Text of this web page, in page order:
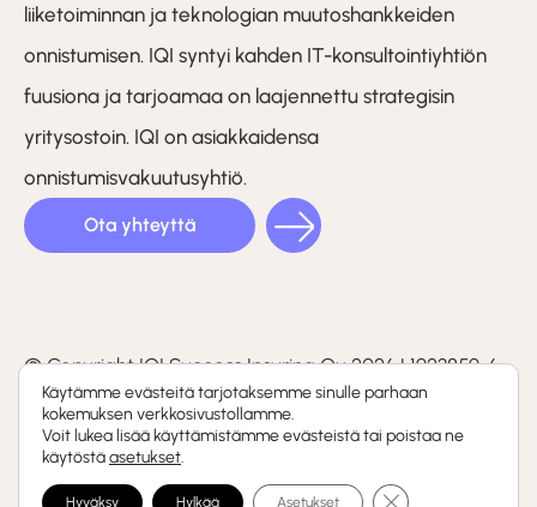
liiketoiminnan ja teknologian muutoshankkeiden
onnistumisen. IQI syntyi kahden IT-konsultointiyhtiön
fuusiona ja tarjoamaa on laajennettu strategisin
yritysostoin. IQI on asiakkaidensa
onnistumisvakuutusyhtiö.
Ota yhteyttä
(F)
© Copyright IQI Success Insuring Oy 2026 | 1923859-6
Tietosuojaseloste
Whistleblowing-kanava
Käytämme evästeitä tarjotaksemme sinulle parhaan
kokemuksen verkkosivustollamme.
Voit lukea lisää käyttämistämme evästeistä tai poistaa ne
käytöstäasetukset.
Hyväksy Hylkää Asetukset Sulje evästebanneri